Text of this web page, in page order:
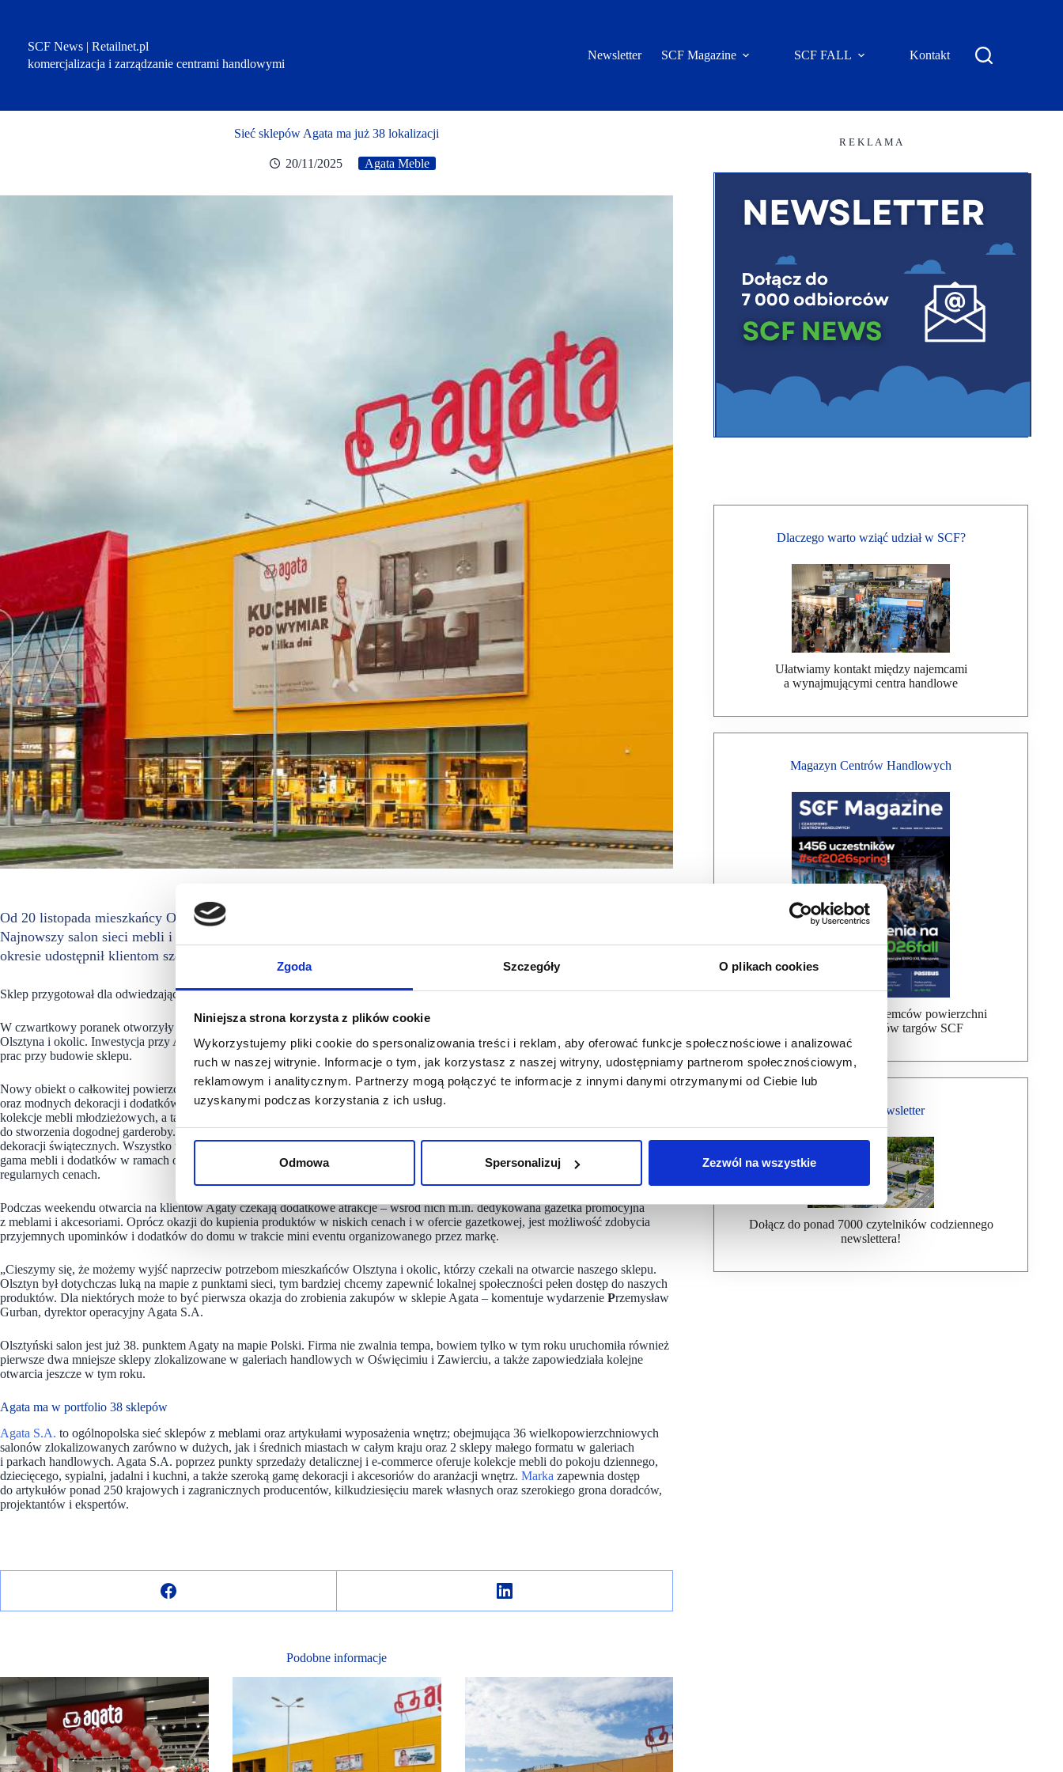
Zgoda Szczegóły O plikach cookies
Niniejsza strona korzysta z plików cookie
Wykorzystujemy pliki cookie do spersonalizowania treści i reklam, aby oferować funkcje społecznościowe i analizować
ruch w naszej witrynie. Informacje o tym, jak korzystasz z naszej witryny, udostępniamy partnerom społecznościowym,
reklamowym i analitycznym. Partnerzy mogą połączyć te informacje z innymi danymi otrzymanymi od Ciebie lub
uzyskanymi podczas korzystania z ich usług.
Odmowa Spersonalizuj Zezwól na wszystkie
SCF News | Retailnet.pl
komercjalizacja i zarządzanie centrami handlowymi
Newsletter SCF Magazine SCF FALL Kontakt
Sieć sklepów Agata ma już 38 lokalizacji
20/11/2025 Agata Meble
Od 20 listopada mieszkańcy Olsztyna mogą robić zakupy w nowo otwartym sklepie Agata przy al. gen. Sikorskiego.
Najnowszy salon sieci mebli i akcesoriów do wnętrz, o powierzchni ponad 17 tys. mkw., w przedświątecznym
okresie udostępnił klientom szeroką ofertę produktów do wyposażenia domu.
Sklep przygotował dla odwiedzających specjalną gazetkę promocyjną i szereg atrakcji.
W czwartkowy poranek otworzyły się drzwi sklepu z meblami i dodatkami do wnętrz, na który od miesięcy czekali mieszkańcy
Olsztyna i okolic. Inwestycja przy Al. Sikorskiego znana była od dawna; teraz sieć Agata zaprezentowała efekty wielomiesięcznych
prac przy budowie sklepu.
Nowy obiekt o całkowitej powierzchni ponad 17 tysięcy metrów kwadratowych obejmuje sklep wypełniony bogatą ofertą mebli
oraz modnych dekoracji i dodatków dla domu. W ofercie znaleźć można m.in. meble do salonu, sypialni, czy jadalni, materace,
kolekcje mebli młodzieżowych, a także studio projektowania mebli kuchennych pod wymiar pomieszczenia i modułowych szaf
do stworzenia dogodnej garderoby. W ramach akcesoriów Agata oferuje też lampy, dywany, tekstylia, akcesoria do kuchni i setki
dekoracji świątecznych. Wszystko to w wielu stylach wnętrzarskich oraz w cenach na każdą kieszeń. Na uwagę zasługuje także cała
gama mebli i dodatków w ramach oferty „Zobacz jak Tanio”, czyli towarów zgodnych z aktualnymi trendami w bardzo niskich,
regularnych cenach.
Podczas weekendu otwarcia na klientów Agaty czekają dodatkowe atrakcje – wśród nich m.in. dedykowana gazetka promocyjna
z meblami i akcesoriami. Oprócz okazji do kupienia produktów w niskich cenach i w ofercie gazetkowej, jest możliwość zdobycia
przyjemnych upominków i dodatków do domu w trakcie mini eventu organizowanego przez markę.
„Cieszymy się, że możemy wyjść naprzeciw potrzebom mieszkańców Olsztyna i okolic, którzy czekali na otwarcie naszego sklepu.
Olsztyn był dotychczas luką na mapie z punktami sieci, tym bardziej chcemy zapewnić lokalnej społeczności pełen dostęp do naszych
produktów. Dla niektórych może to być pierwsza okazja do zrobienia zakupów w sklepie Agata – komentuje wydarzenie Przemysław
Gurban, dyrektor operacyjny Agata S.A.
Olsztyński salon jest już 38. punktem Agaty na mapie Polski. Firma nie zwalnia tempa, bowiem tylko w tym roku uruchomiła również
pierwsze dwa mniejsze sklepy zlokalizowane w galeriach handlowych w Oświęcimiu i Zawierciu, a także zapowiedziała kolejne
otwarcia jeszcze w tym roku.
Agata ma w portfolio 38 sklepów
Agata S.A. to ogólnopolska sieć sklepów z meblami oraz artykułami wyposażenia wnętrz; obejmująca 36 wielkopowierzchniowych
salonów zlokalizowanych zarówno w dużych, jak i średnich miastach w całym kraju oraz 2 sklepy małego formatu w galeriach
i parkach handlowych. Agata S.A. poprzez punkty sprzedaży detalicznej i e-commerce oferuje kolekcje mebli do pokoju dziennego,
dziecięcego, sypialni, jadalni i kuchni, a także szeroką gamę dekoracji i akcesoriów do aranżacji wnętrz. Marka zapewnia dostęp
do artykułów ponad 250 krajowych i zagranicznych producentów, kilkudziesięciu marek własnych oraz szerokiego grona doradców,
projektantów i ekspertów.
Podobne informacje
R E K L A M A
Dlaczego warto wziąć udział w SCF?
Ułatwiamy kontakt między najemcami
a wynajmującymi centra handlowe
Magazyn Centrów Handlowych
Bezpłatna wysyłka dla najemców powierzchni
handlowej, uczestników targów SCF
Bezpłatny Newsletter
Dołącz do ponad 7000 czytelników codziennego
newslettera!